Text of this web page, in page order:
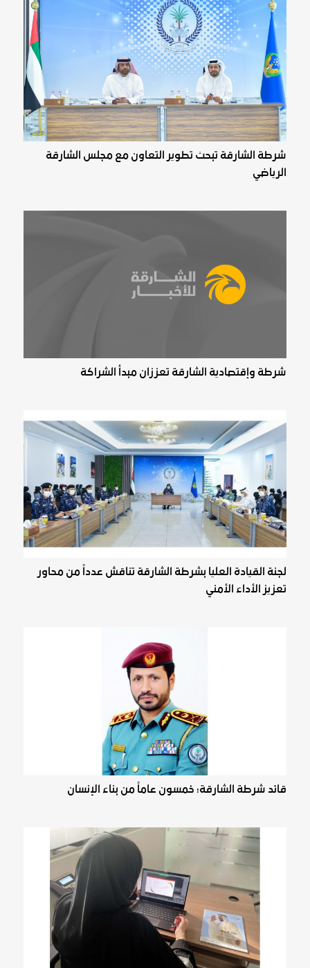
شرطة الشارقة تبحث تطوير التعاون مع مجلس الشارقة
الرياضي
شرطة وإقتصادية ‏الشارقة تعززان مبدأ الشراكة
لجنة القيادة العليا بشرطة الشارقة تناقش عدداً من محاور
تعزيز الأداء الأمني
قائد شرطة الشارقة: خمسون عاماً من بناء الإنسان